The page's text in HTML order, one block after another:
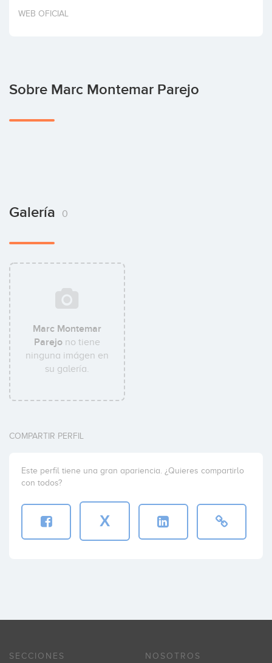
Invertir
WEB OFICIAL
Sobre Marc Montemar Parejo
Galería 0
Marc Montemar
Parejo no tiene
ninguna imágen en
su galería.
COMPARTIR PERFIL
Este perfil tiene una gran apariencia. ¿Quieres compartirlo
con todos?
X
SECCIONES NOSOTROS